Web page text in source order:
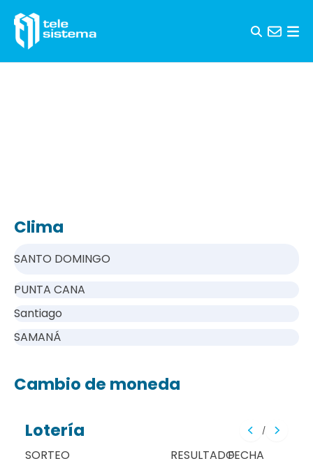
Clima
SANTO DOMINGO
PUNTA CANA
Santiago
SAMANÁ
Cambio de moneda
Lotería /
SORTEO RESULTADOFECHA